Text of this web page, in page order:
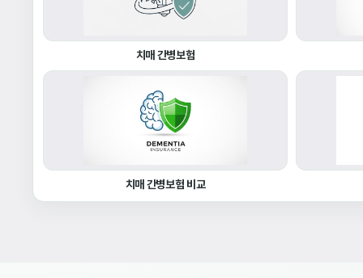
치매 간병보험
치매 간병보험 비교